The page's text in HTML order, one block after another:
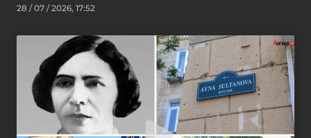
28 / 07 / 2026, 17:52